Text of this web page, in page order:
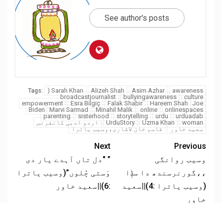
See author's posts
Tags: ) Sarah Khan Alizeh Shah Asim Azhar
awareness
broadcastjournalist
bullyingawareness
culture
empowerment
Esra Bilgiç Falak Shabir Hareem Shah
Joe
Biden
Marvi Sarmad Minahil Malik online
onlinespaces
parenting
sisterhood storytelling urdu
urduadab
UrduStory
Uzma Khan woman
اردو ادبی کانفرنس
سعید خاور
قاسم خان لاشاری،وسیب یاترا
Previous
وسیب روانگی
،،گورنرسندھ دا سݙا
(وسیب یاترا :4)||سعید
خاور
Next
” "دل تاں آہدے یار دی
وَستی ڄُلوں”(وسیب یاترا
:6)||سعید خاور